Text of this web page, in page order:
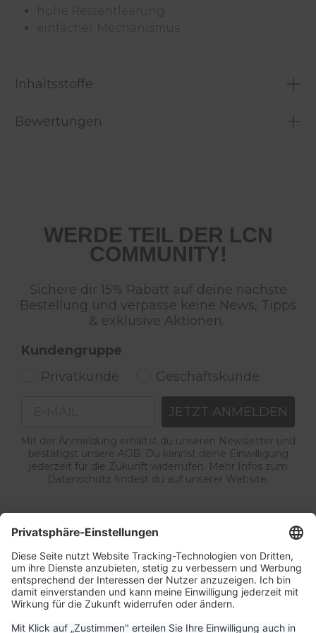
hohe Restentleerung
einfacher Mechanismus
Inhaltsstoffe
Bewertungen
WERDE TEIL DER LCN
COMMUNITY!
Sichere dir 15% Rabatt auf deine nächste
Bestellung und verpasse keine News, Tipps
& exklusive Aktionen.
Kundengruppe
Privatkunde
Geschäftskunde
JETZT ANMELDEN
Mit der Anmeldung erhältst du unseren Newsletter und
bestätigst unsere AGB. Du kannst deine Einwilligung
jederzeit für die Zukunft widerrufen. Mehr Infos zum
Datenschutz findest du auf unserer Website.